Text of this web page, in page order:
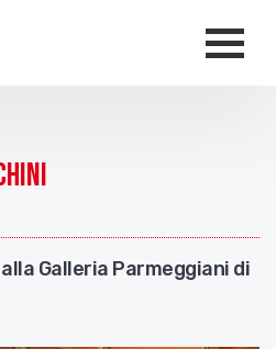
Galleria Parmeggiani di